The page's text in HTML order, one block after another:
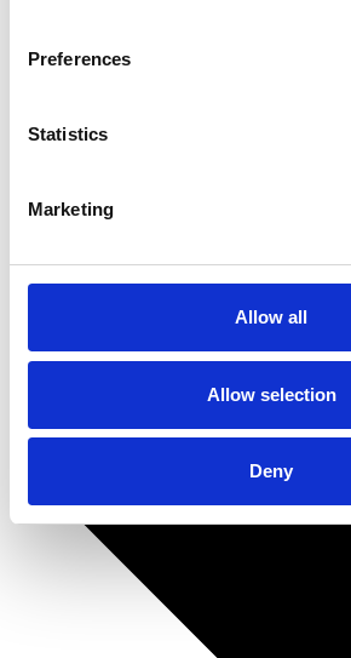
Preferences
Statistics
Marketing
Allow all
Allow selection
Deny
Polersvamp til maskinel brug